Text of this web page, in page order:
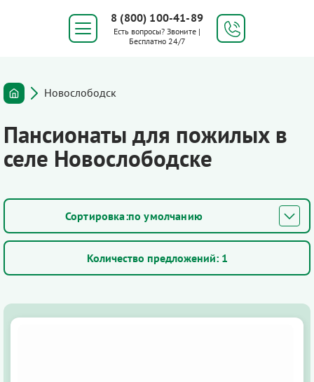
8 (800) 100-41-89
Есть вопросы? Звоните |
Бесплатно 24/7
Новослободск
Пансионаты для пожилых в
селе Новослободске
по умолчанию
Количество предложений: 1